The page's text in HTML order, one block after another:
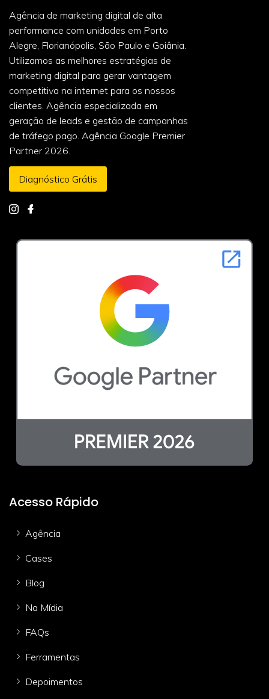
Agência de marketing digital de alta
performance com unidades em Porto
Alegre, Florianópolis, São Paulo e Goiânia.
Utilizamos as melhores estratégias de
marketing digital para gerar vantagem
competitiva na internet para os nossos
clientes. Agência especializada em
geração de leads e gestão de campanhas
de tráfego pago. Agência Google Premier
Partner 2026.
Diagnóstico Grátis
Acesso Rápido
Agência
Cases
Blog
Na Mídia
FAQs
Ferramentas
Depoimentos